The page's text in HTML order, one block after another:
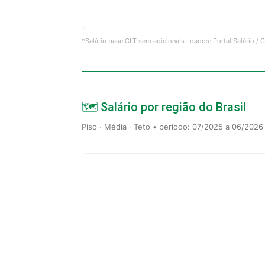
*Salário base CLT sem adicionais · dados: Portal Salário /
🗺️ Salário por região do Brasil
Piso · Média · Teto • período: 07/2025 a 06/2026